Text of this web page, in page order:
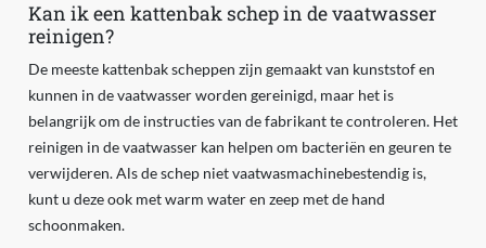
Kan ik een kattenbak schep in de vaatwasser
reinigen?
De meeste kattenbak scheppen zijn gemaakt van kunststof en
kunnen in de vaatwasser worden gereinigd, maar het is
belangrijk om de instructies van de fabrikant te controleren. Het
reinigen in de vaatwasser kan helpen om bacteriën en geuren te
verwijderen. Als de schep niet vaatwasmachinebestendig is,
kunt u deze ook met warm water en zeep met de hand
schoonmaken.